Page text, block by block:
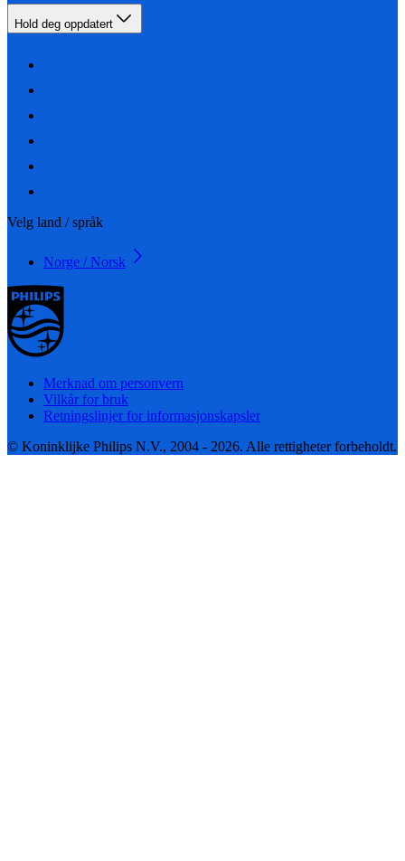
Hold deg oppdatert
Velg land / språk
Norge / Norsk
Merknad om personvern
Vilkår for bruk
Retningslinjer for informasjonskapsler
© Koninklijke Philips N.V., 2004 - 2026. Alle rettigheter forbeholdt.